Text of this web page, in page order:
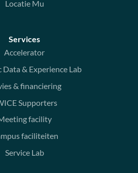
Locatie Mu
Services
Accelerator
Data & Experience Lab
& financiering
Supporters
facility
faciliteiten
Service Lab